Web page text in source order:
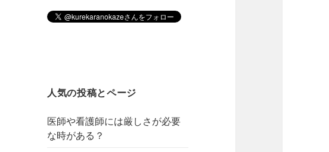
人気の投稿とページ
医師や看護師には厳しさが必要
な時がある？